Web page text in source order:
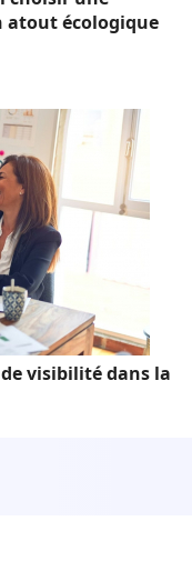
atout écologique
visibilité dans la